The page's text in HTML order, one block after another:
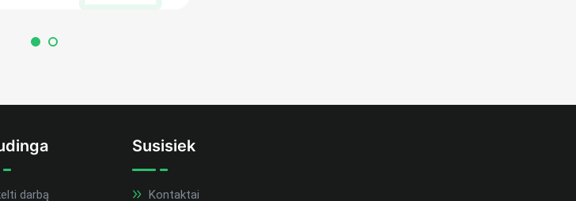
darbą
Susisiek
Kontaktai